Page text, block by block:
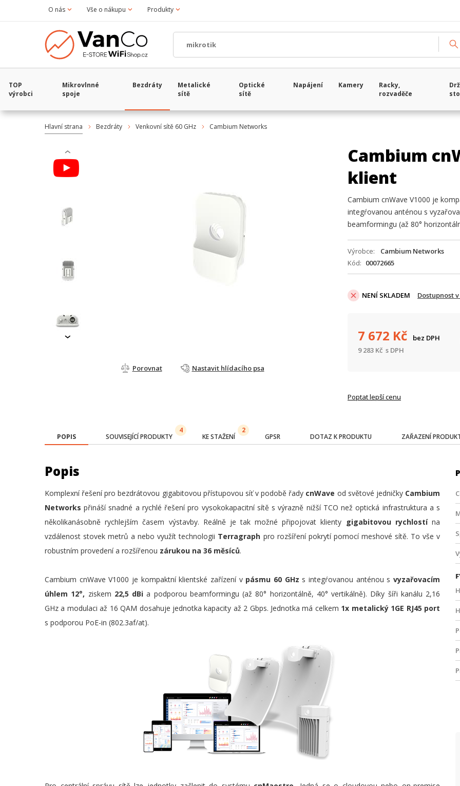
O nás Vše o nákupu Produkty
TOP
výrobci
Mikrovlnné
spoje
Bezdráty
Metalické
sítě
Optické
sítě
Napájení Kamery
Racky,
rozvaděče
Hlavní strana Bezdráty Venkovní sítě 60 GHz Cambium Networks
‹
›
Porovnat Nastavit hlídacího psa
Cambium
klient
Cambium cnWave V1000 je
integŕovanou anténou s
beamformingu (až 80°
Výrobce Cambium Networks
Kód
00072665
NENÍ SKLADEM Dostupnost
7 672 Kč
bez DPH
9 283 Kč s DPH
Poptat lepší cenu
POPIS SOUVISEJÍCÍ PRODUKTY
4
KE STAŽENÍ
2
GPSR DOTAZ K PRODUKTU ZAŘAZENÍ
Popis
Komplexní řešení pro bezdrátovou gigabitovou přístupovou síť v podobě řady cnWave od světové jedničky Cambium
Networkspřináší snadné a rychlé řešení pro vysokokapacitní sítě s výrazně nižší TCO než optická infrastruktura a s
několikanásobně rychlejším časem výstavby. Reálně je tak možné připojovat klienty gigabitovou rychlostína
vzdálenost stovek metrů a nebo využít technologii Terragraph pro rozšíření pokrytí pomocí meshové sítě. To vše v
robustním provedení a rozšířenou zárukou na 36 měsíců.
Cambium cnWave V1000 je kompaktní klientské zařízení v pásmu 60 GHz s integŕovanou anténou svyzařovacím
úhlem 12°, ziskem 22,5 dBi a podporou beamformingu (až 80° horizontálně, 40° vertikálně). Díky šíři kanálu 2,16
GHz a modulaci až 16 QAM dosahuje jednotka kapacity až 2 Gbps. Jednotka má celkem 1x metalický 1GE RJ45 port
s podporou PoE-in (802.3af/at).